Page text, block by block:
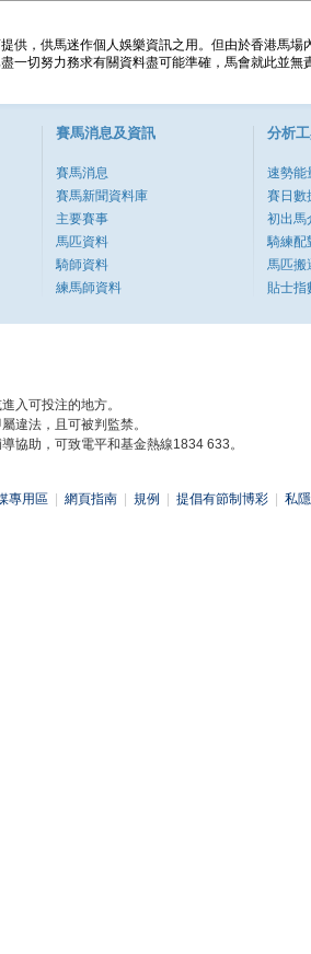
供，供馬迷作個人娛樂資訊之用。但由於香港馬
一切努力務求有關資料盡可能準確，馬會就此並
賽馬消息及資訊
賽馬消息
賽馬新聞資料庫
主要賽事
馬匹資料
騎師資料
練馬師資料
分析
速勢能
賽日數
初出馬
騎練配
馬匹搬
貼士指
入可投注的地方。
違法，且可被判監禁。
協助，可致電平和基金熱線1834 633。
專用區 網頁指南 規例 提倡有節制博彩 私